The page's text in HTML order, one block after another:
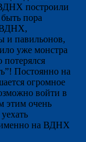
построили
пора
ВДНХ,
и павильонов,
уже монстра
потерялся
Постоянно на
огромное
войти в
этим очень
именно на ВДНХ